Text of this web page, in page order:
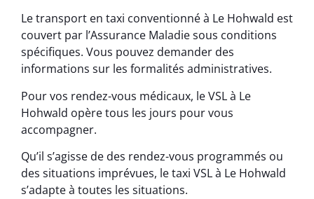
Le transport en taxi conventionné à Le Hohwald est
couvert par l’Assurance Maladie sous conditions
spécifiques. Vous pouvez demander des
informations sur les formalités administratives.
Pour vos rendez-vous médicaux, le VSL à Le
Hohwald opère tous les jours pour vous
accompagner.
Qu’il s’agisse de des rendez-vous programmés ou
des situations imprévues, le taxi VSL à Le Hohwald
s’adapte à toutes les situations.